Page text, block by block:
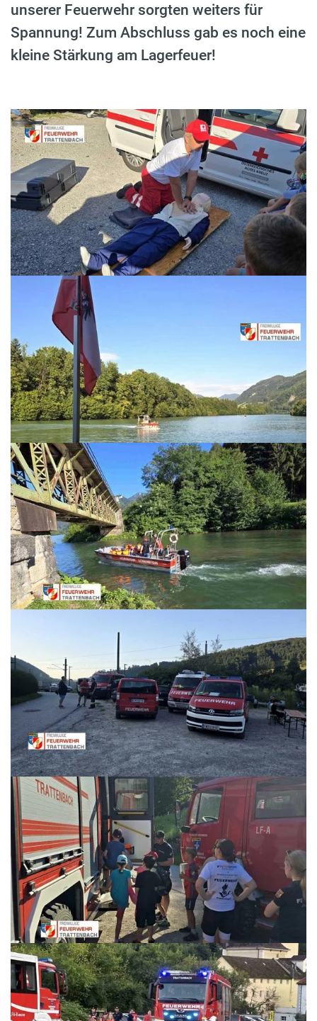
unserer Feuerwehr sorgten weiters für
Spannung! Zum Abschluss gab es noch eine
kleine Stärkung am Lagerfeuer!